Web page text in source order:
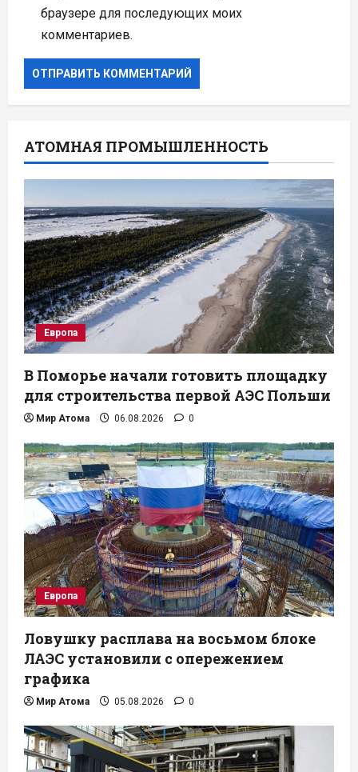
браузере для последующих моих
комментариев.
АТОМНАЯ ПРОМЫШЛЕННОСТЬ
Европа
В Поморье начали готовить площадку
для строительства первой АЭС Польши
Мир Атома 06.08.2026 0
Европа
Ловушку расплава на восьмом блоке
ЛАЭС установили с опережением
графика
Мир Атома 05.08.2026 0